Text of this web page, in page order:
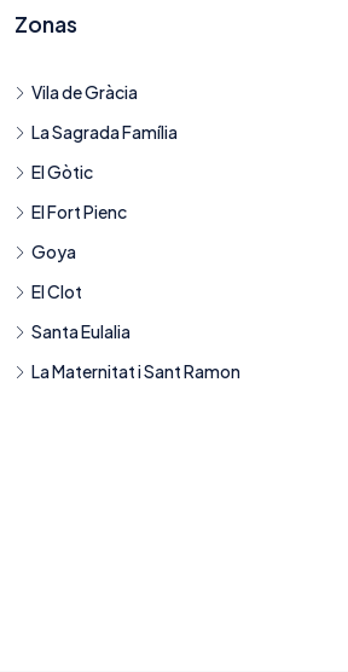
Zonas
Vila de Gràcia
La Sagrada Família
El Gòtic
El Fort Pienc
Goya
El Clot
Santa Eulalia
La Maternitat i Sant Ramon